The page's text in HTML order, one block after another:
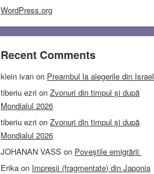
WordPress.org
Recent Comments
klein ivan on Preambul la alegerile din Israel
tiberiu ezri onZvonuri din timpul și după
Mondialul 2026
tiberiu ezri onZvonuri din timpul și după
Mondialul 2026
JOHANAN VASS on Poveștile emigrării
Erika on Impresii (fragmentate) din Japonia